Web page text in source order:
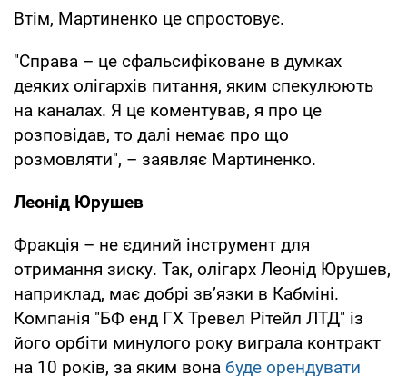
Втім, Мартиненко це спростовує.
"Справа – це сфальсифіковане в думках
деяких олігархів питання, яким спекулюють
на каналах. Я це коментував, я про це
розповідав, то далі немає про що
розмовляти", – заявляє Мартиненко.
Леонід Юрушев
Фракція – не єдиний інструмент для
отримання зиску. Так, олігарх Леонід Юрушев,
наприклад, має добрі зв’язки в Кабміні.
Компанія "БФ енд ГХ Тревел Рітейл ЛТД" із
його орбіти минулого року виграла контракт
на 10 років, за яким вона буде орендувати